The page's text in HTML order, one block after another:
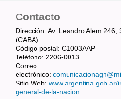
Contacto
Dirección: Av. Leandro Alem 246,
(CABA).
Código postal: C1003AAP
Teléfono: 2206-0013
Correo
electrónico:
Sitio Web: www.argentina.gob.ar/
general-de-la-nacion